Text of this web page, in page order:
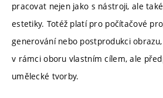
pracovat nejen jako s nástroji, ale
estetiky. Totéž platí pro počítačové
generování nebo postprodukci
v rámci oboru vlastním cílem, ale
umělecké tvorby.